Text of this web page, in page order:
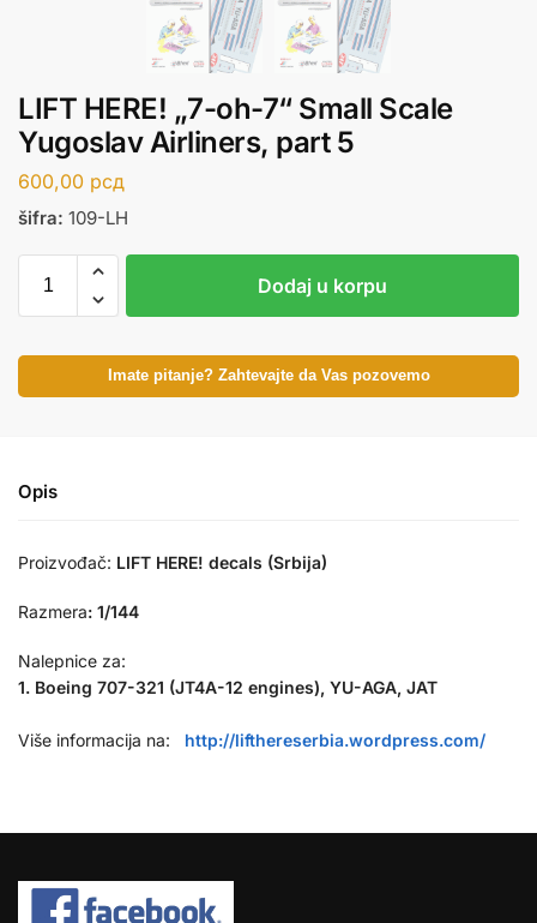
LIFT HERE! „7-oh-7“ Small Scale
Yugoslav Airliners, part 5
600,00 рсд
šifra: 109-LH
Dodaj u korpu
Imate pitanje? Zahtevajte da Vas pozovemo
Opis
Proizvođač: LIFT HERE! decals (Srbija)
Razmera: 1/144
Nalepnice za:
1. Boeing 707-321 (JT4A-12 engines), YU-AGA, JAT
Više informacija na: http://lifthereserbia.wordpress.com/